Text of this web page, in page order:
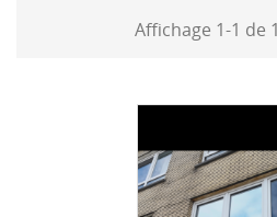
Affichage 1-1 de